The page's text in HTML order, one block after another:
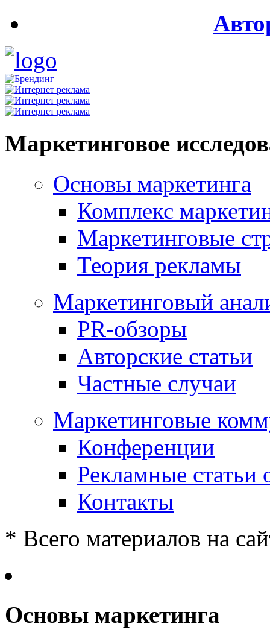
Маркетинговое
Основы маркетинга
Комплекс
Маркетинговые
Теория рекламы
Маркетинговый
PR-обзоры
Авторские статьи
Частные случаи
Маркетинговые
Конференции
Рекламные статьи
Контакты
* Всего материалов на
Основы маркетинга